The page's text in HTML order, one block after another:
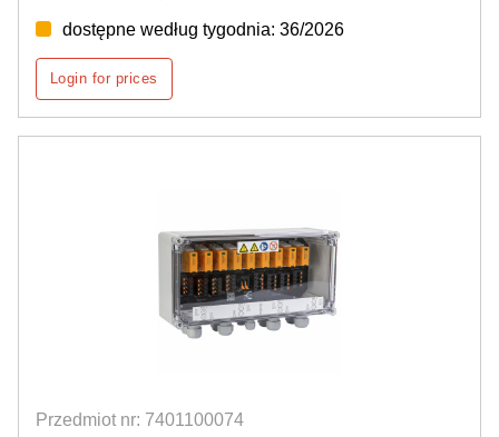
dostępne według tygodnia: 36/2026
Login for prices
Przedmiot nr: 7401100074